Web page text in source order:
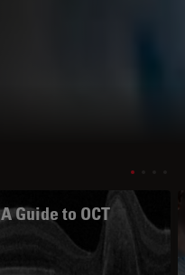
A Guide to OCT